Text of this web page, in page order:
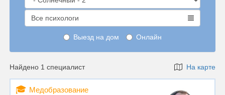
Все психологи
Выезд на дом Онлайн
Найдено 1 специалист На карте
🎓 Медобразование